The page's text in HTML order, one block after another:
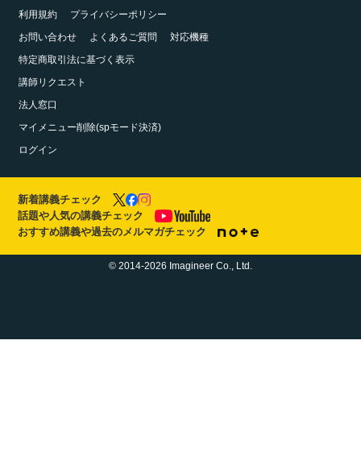
利用規約
プライバシーポリシー
お問い合わせ
よくあるご質問
対応機種
特定商取引法に基づく表示
講師リクエスト
法人窓口
マイメニュー削除(spモード決済)
ログイン
新着講義チェック
話題や人気の講義チェック
おすすめ講義や過去のメルマガチェック
© 2014-2026 Imagineer Co., Ltd.